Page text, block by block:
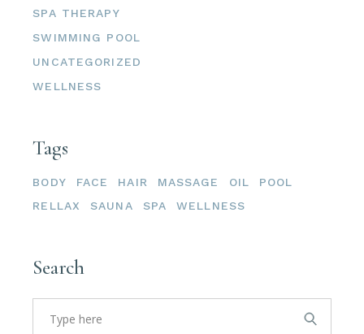
SPA THERAPY
SWIMMING POOL
UNCATEGORIZED
WELLNESS
Tags
BODY FACE HAIR MASSAGE OIL
POOL
RELLAX
SAUNA SPA WELLNESS
Search